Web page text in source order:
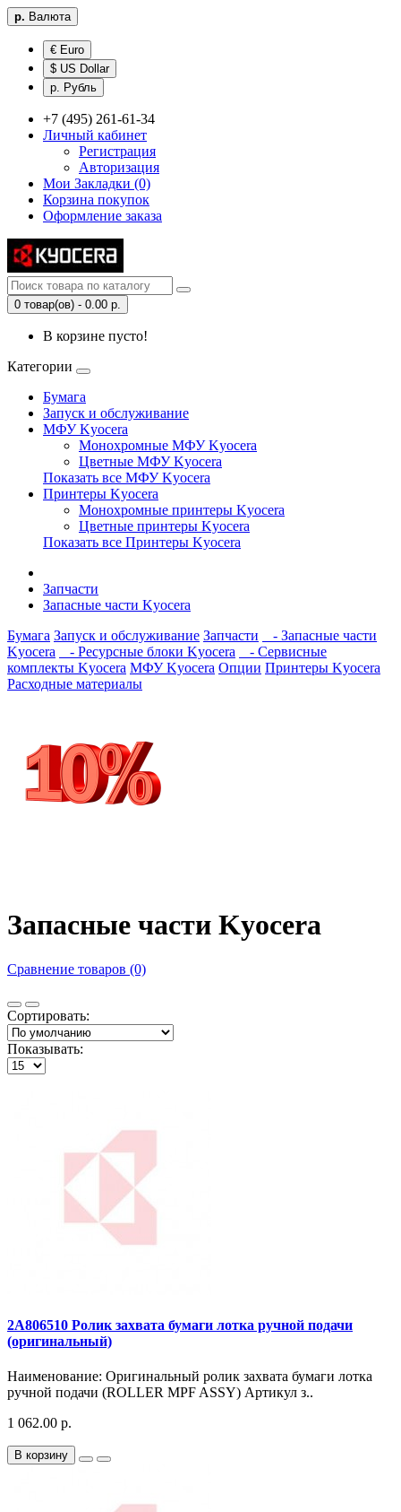
р. Валюта
€ Euro
$ US Dollar
р. Рубль
+7 (495) 261-61-34
Личный кабинет
Регистрация
Авторизация
Мои Закладки (0)
Корзина покупок
Оформление заказа
0 товар(ов) - 0.00 р.
В корзине пусто!
Категории
Бумага
Запуск и обслуживание
МФУ Kyocera
Монохромные МФУ Kyocera
Цветные МФУ Kyocera
Показать все МФУ Kyocera
Принтеры Kyocera
Монохромные принтеры Kyocera
Цветные принтеры Kyocera
Показать все Принтеры Kyocera
Запчасти
Запасные части Kyocera
Бумага Запуск и обслуживание Запчасти
- Запасные части
Kyocera
- Ресурсные блоки Kyocera
- Сервисные
комплекты Kyocera МФУ Kyocera Опции Принтеры Kyocera
Расходные материалы
Запасные части Kyocera
Сравнение товаров (0)
Сортировать:
Показывать:
2A806510 Ролик захвата бумаги лотка ручной подачи
(оригинальный)
Наименование: Оригинальный ролик захвата бумаги лотка
ручной подачи (ROLLER MPF ASSY) Артикул з..
1 062.00 р.
В корзину